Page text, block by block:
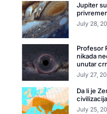
Jupiter
July 28,
Profesor
nikada
unutar
July 27,
Da li je
July 25,